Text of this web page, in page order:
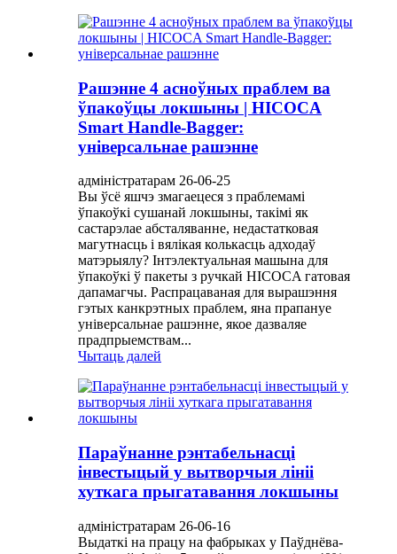
Рашэнне 4 асноўных праблем ва
ўпакоўцы локшыны | HICOCA
Smart Handle-Bagger:
універсальнае рашэнне
адміністратарам 26-06-25
Вы ўсё яшчэ змагаецеся з праблемамі
ўпакоўкі сушанай локшыны, такімі як
састарэлае абсталяванне, недастатковая
магутнасць і вялікая колькасць адходаў
матэрыялу? Інтэлектуальная машына для
ўпакоўкі ў пакеты з ручкай HICOCA гатовая
дапамагчы. Распрацаваная для вырашэння
гэтых канкрэтных праблем, яна прапануе
універсальнае рашэнне, якое дазваляе
прадпрыемствам...
Чытаць далей
Параўнанне рэнтабельнасці
інвестыцый у вытворчыя лініі
хуткага прыгатавання локшыны
адміністратарам 26-06-16
Выдаткі на працу на фабрыках у Паўднёва-